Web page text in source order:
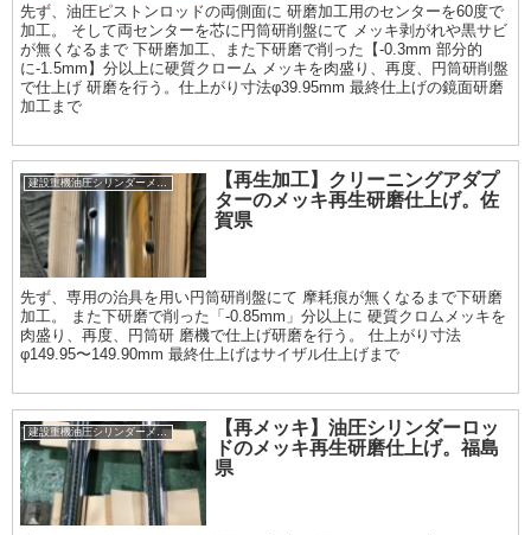
先ず、油圧ピストンロッドの両側面に 研磨加工用のセンターを60度で
加工。 そして両センターを芯に円筒研削盤にて メッキ剥がれや黒サビ
が無くなるまで 下研磨加工、また下研磨で削った【-0.3mm 部分的
に-1.5mm】分以上に硬質クローム メッキを肉盛り、再度、円筒研削盤
で仕上げ 研磨を行う。仕上がり寸法φ39.95mm 最終仕上げの鏡面研磨
加工まで
建設重機油圧シリンダーメッキ加工履歴
【再生加工】クリーニングアダプ
ターのメッキ再生研磨仕上げ。佐
賀県
先ず、専用の治具を用い円筒研削盤にて 摩耗痕が無くなるまで下研磨
加工。 また下研磨で削った「-0.85mm」分以上に 硬質クロムメッキを
肉盛り、再度、円筒研 磨機で仕上げ研磨を行う。 仕上がり寸法
φ149.95〜149.90mm 最終仕上げはサイザル仕上げまで
建設重機油圧シリンダーメッキ加工履歴
【再メッキ】油圧シリンダーロッ
ドのメッキ再生研磨仕上げ。福島
県